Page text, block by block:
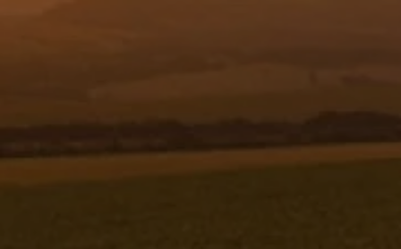
CUBO DA RODA (PC.USINADA) -